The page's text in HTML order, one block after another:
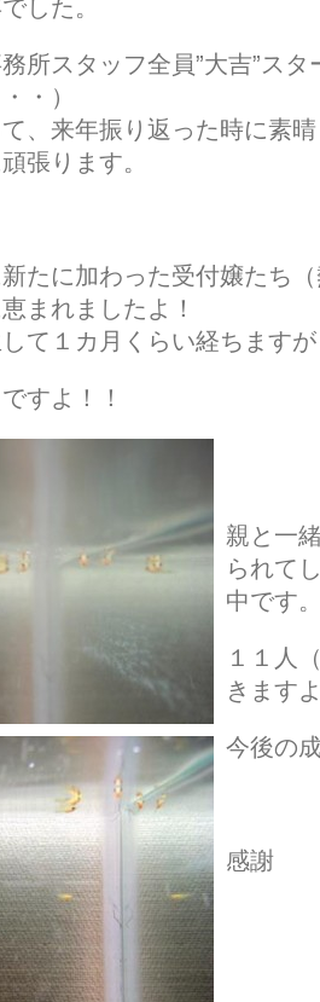
した。
所スタッフ全員”大吉”ス
・）
、来年振り返った時に素
張ります。
たに加わった受付嬢たち
まれましたよ！
て１カ月くらい経ちます
すよ！！
親と一
られて
中です
１１人
きます
今後の
感謝